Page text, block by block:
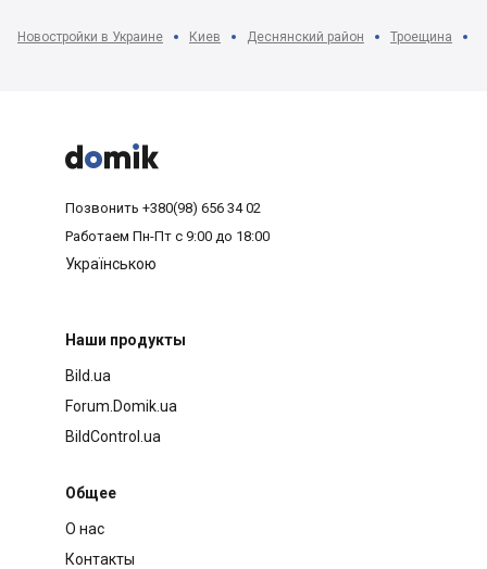
Новостройки в Украине Киев Деснянский район Троещина



Позвонить +380(98) 656 34 02
Работаем Пн-Пт с 9:00 до 18:00
Українською
Наши продукты
Bild.ua
Forum.Domik.ua
BildControl.ua
Общее
О нас
Контакты